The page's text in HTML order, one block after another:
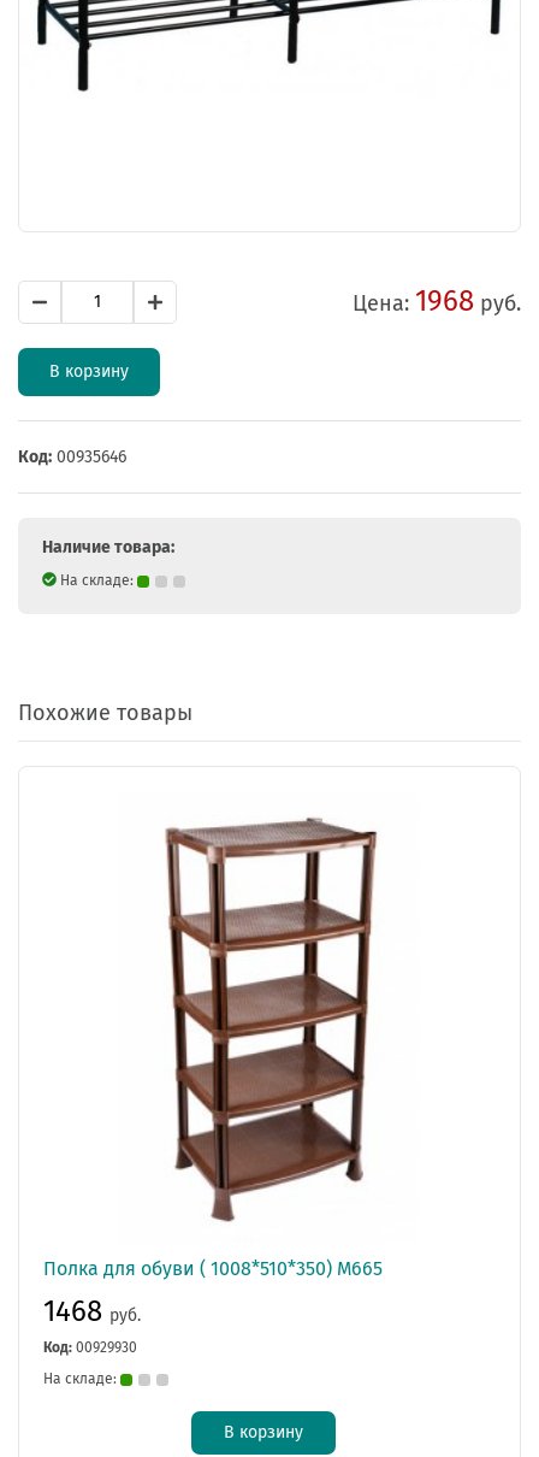
Цена: 1968 руб.
В корзину
Код: 00935646
Наличие товара:
На складе:
Похожие товары
Полка для обуви ( 1008*510*350) М665
1468 руб.
Код: 00929930
На складе:
В корзину